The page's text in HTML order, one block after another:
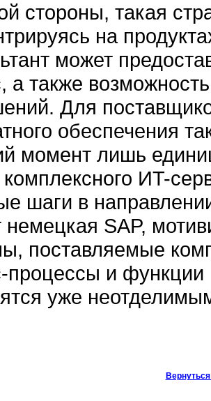
стороны, такая
на
может
а также
Для
обеспечения
момент лишь
ИT-
шаги в
немецкая SAP,
поставляемые
процессы и функции
уже